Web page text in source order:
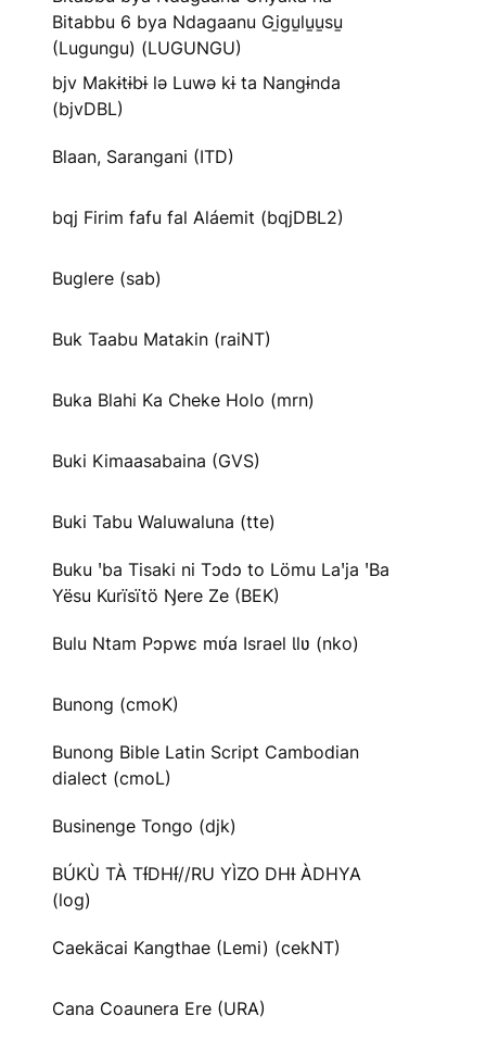
Bitabbu 6 bya Ndagaanu Gi̱gu̱lu̱u̱su̱
(Lugungu) (LUGUNGU)
bjv Makɨtɨbɨ lə Luwə kɨ ta Nangɨnda
(bjvDBL)
Blaan, Sarangani (ITD)
bqj Firim fafu fal Aláemit (bqjDBL2)
Buglere (sab)
Buk Taabu Matakin (raiNT)
Buka Blahi Ka Cheke Holo (mrn)
Buki Kimaasabaina (GVS)
Buki Tabu Waluwaluna (tte)
Buku ꞌba Tisaki ni Tɔdɔ to Lömu Laꞌja ꞌBa
Yësu Kurïsïtö Ŋere Ze (BEK)
Bulu Ntam Pɔpwɛ mʋ́a Israel Ɩlʋ (nko)
Bunong (cmoK)
Bunong Bible Latin Script Cambodian
dialect (cmoL)
Businenge Tongo (djk)
BÚKÙ TÀ TƗ́DHƗ́//RU YÌZO DHƗ ÀDHYA
(log)
Caekäcai Kangthae (Lemi) (cekNT)
Cana Coaunera Ere (URA)